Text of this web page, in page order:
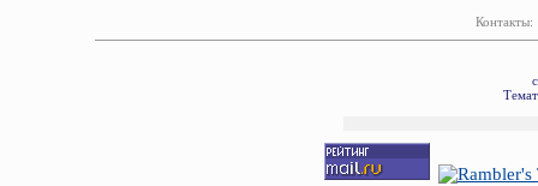
Контакты: